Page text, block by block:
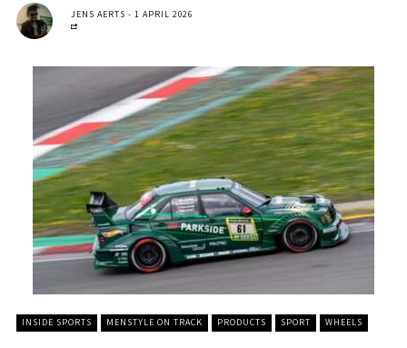
JENS AERTS 1 APRIL 2026
INSIDE SPORTS MENSTYLE ON TRACK PRODUCTS SPORT WHEELS